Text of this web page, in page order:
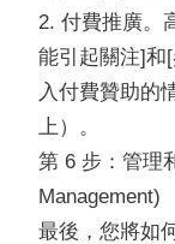
2. 付費推廣。
能引起關注]和
入付費贊助的
上）。
第 6 步：管理
Management)
最後，您將如